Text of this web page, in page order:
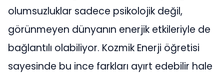
olumsuzluklar sadece psikolojik değil,
görünmeyen dünyanın enerjik etkileriyle de
bağlantılı olabiliyor. Kozmik Enerji öğretisi
sayesinde bu ince farkları ayırt edebilir hale